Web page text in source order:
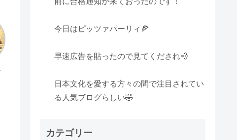
今日はピッツァパーリィ🍕
早速広告を貼ったので見てくだされ💨
日本文化を愛する方々の間で注目されてい
る人気ブログらしい🤣
カテゴリー